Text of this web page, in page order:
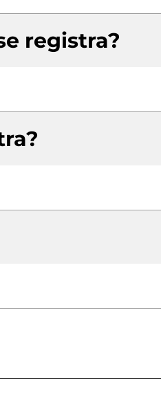
registra?